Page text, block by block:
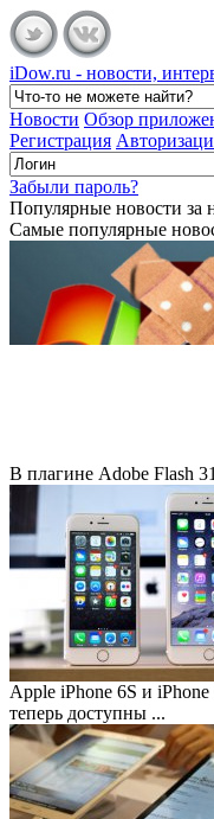
iDow.ru - новости,
Новости Обзор
Регистрация
Забыли пароль?
Популярные новости за
Самые популярные
В плагине Adobe Flash
Apple iPhone 6S и iPhone
теперь доступны ...